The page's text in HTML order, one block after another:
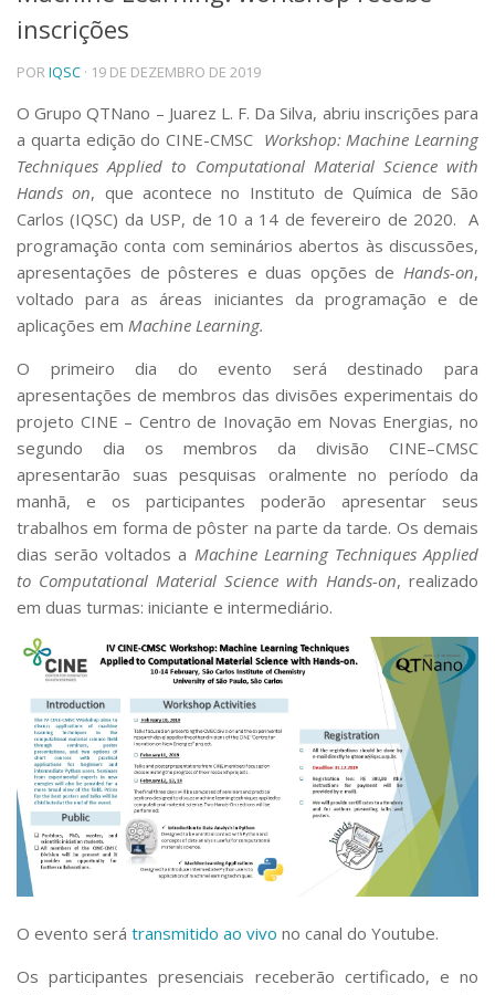
Telefones e Mapas
Pessoas
Ensino
Graduação
Pós-Graduação
Educação a distância
Cursos de Extensão
Pesquisa e Inovação
Linhas de Pesquisa
Centros, Núcleos e Projetos em Rede
Pós-doutorado
Iniciação Científica
Transferência de Tecnologia
Empresas Juniores
Extensão à Comunidade
Projetos, Programas e Cursos
Artes, Cultura e Esportes
Museus e Espaços Interativos
Serviços
Bibliotecas
Apoio ao Estudante
Segurança, Trânsito e Prevenção
RH, Administrativo e Financeiro
Comunicação
Assessorias e Mídias
Aplicativos e Sites
Jornal da USP
Agenda de Eventos
Defesa de Teses
inscrições
PORIQSC · 19 DE DEZEMBRO DE 2019
O Grupo QTNano – Juarez L. F. Da Silva, abriu inscrições para
a quarta edição do CINE-CMSC Workshop: Machine Learning
Techniques Applied to Computational Material Science with
Hands on, que acontece no Instituto de Química de São
Carlos (IQSC) da USP, de 10 a 14 de fevereiro de 2020. A
programação conta com seminários abertos às discussões,
apresentações de pôsteres e duas opções de Hands-on,
voltado para as áreas iniciantes da programação e de
aplicações em Machine Learning.
O primeiro dia do evento será destinado para
apresentações de membros das divisões experimentais do
projeto CINE – Centro de Inovação em Novas Energias, no
segundo dia os membros da divisão CINE–CMSC
apresentarão suas pesquisas oralmente no período da
manhã, e os participantes poderão apresentar seus
trabalhos em forma de pôster na parte da tarde. Os demais
dias serão voltados a Machine Learning Techniques Applied
to Computational Material Science with Hands-on, realizado
em duas turmas: iniciante e intermediário.
O evento será transmitido ao vivo no canal do Youtube.
Os participantes presenciais receberão certificado, e no